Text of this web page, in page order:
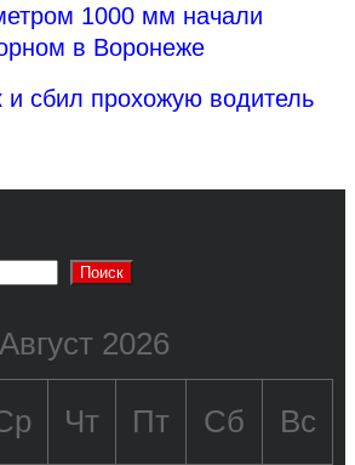
1000 мм начали
в Воронеже
и сбил прохожую водитель
Поиск
Август 2026
Чт Пт Сб Вс